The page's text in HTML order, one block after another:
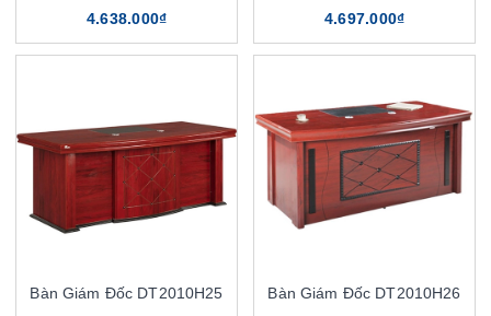
4.638.000₫ 4.697.000₫
Bàn Giám Đốc DT2010H25 Bàn Giám Đốc DT2010H26